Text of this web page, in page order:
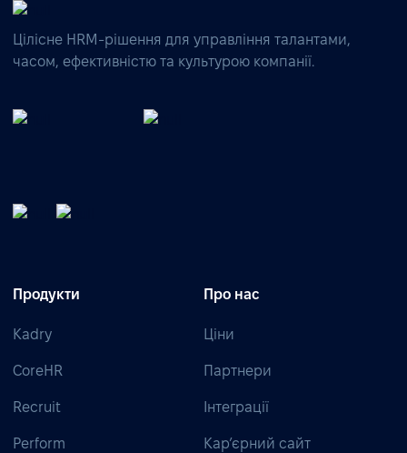
Цілісне HRM-рішення для управління талантами,
часом, ефективністю та культурою компанії.
Продукти
Kadry
CoreHR
Recruit
Perform
Про нас
Ціни
Партнери
Інтеграції
Кар’єрний сайт